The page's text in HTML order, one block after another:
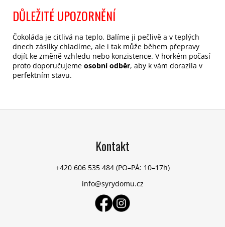
DŮLEŽITÉ UPOZORNĚNÍ
Čokoláda je citlivá na teplo. Balíme ji pečlivě a v teplých
dnech zásilky chladíme, ale i tak může během přepravy
dojít ke změně vzhledu nebo konzistence. V horkém počasí
proto doporučujeme osobní odběr, aby k vám dorazila v
perfektním stavu.
Z
Kontakt
+420 606 535 484 (PO–PÁ: 10–17h)
info@syrydomu.cz